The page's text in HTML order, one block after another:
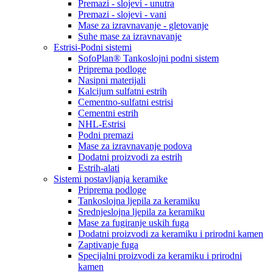
Premazi - slojevi - unutra
Premazi - slojevi - vani
Mase za izravnavanje - gletovanje
Suhe mase za izravnavanje
Estrisi-Podni sistemi
SofoPlan® Tankoslojni podni sistem
Priprema podloge
Nasipni materijali
Kalcijum sulfatni estrih
Cementno-sulfatni estrisi
Cementni estrih
NHL-Estrisi
Podni premazi
Mase za izravnavanje podova
Dodatni proizvodi za estrih
Estrih-alati
Sistemi postavljanja keramike
Priprema podloge
Tankoslojna ljepila za keramiku
Srednjeslojna ljepila za keramiku
Mase za fugiranje uskih fuga
Dodatni proizvodi za keramiku i prirodni kamen
Zaptivanje fuga
Specijalni proizvodi za keramiku i prirodni
kamen